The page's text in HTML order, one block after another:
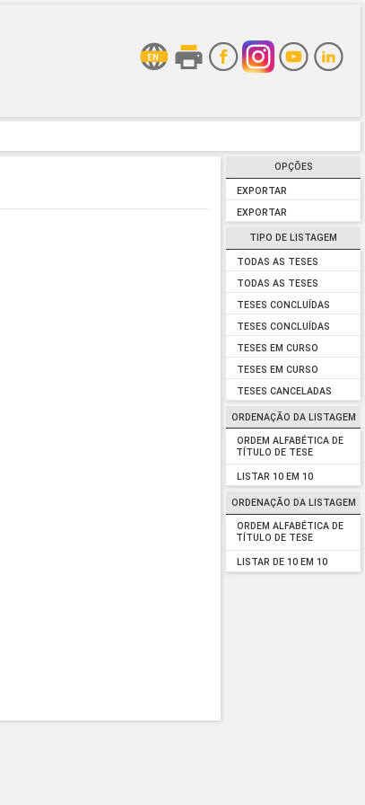
OPÇÕES
EXPORTAR
EXPORTAR
TIPO DE LISTAGEM
TODAS AS TESES
TODAS AS TESES
TESES CONCLUÍDAS
TESES CONCLUÍDAS
TESES EM CURSO
TESES EM CURSO
TESES CANCELADAS
ORDENAÇÃO DA LISTAGEM
ORDEM ALFABÉTICA DE
TÍTULO DE TESE
LISTAR 10 EM 10
ORDENAÇÃO DA LISTAGEM
ORDEM ALFABÉTICA DE
TÍTULO DE TESE
LISTAR DE 10 EM 10